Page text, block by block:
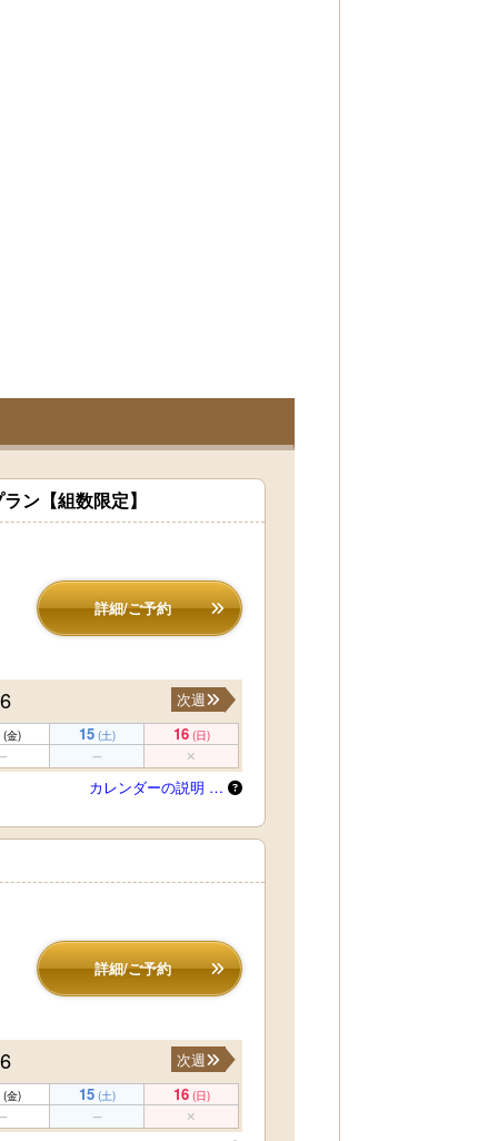
ン【組数限定】
詳細/ご予約
次週
(金) 15 (土) 16 (日)
カレンダーの説明 …
詳細/ご予約
次週
(金) 15 (土) 16 (日)